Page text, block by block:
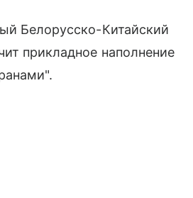
Белорусско-Китайский
прикладное наполнение